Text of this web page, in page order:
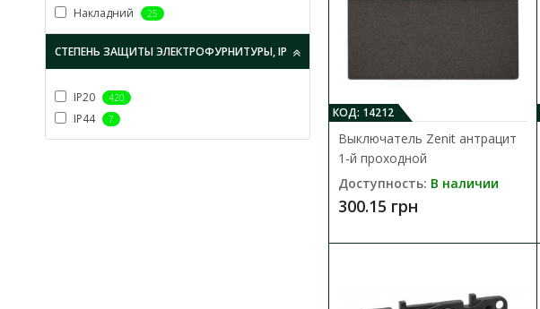
Накладний 25
СТЕПЕНЬ ЗАЩИТЫ ЭЛЕКТРОФУРНИТУРЫ, IP
IP20 420
IP44 7 КОД: 14212
Выключатель Zenit антрацит
1-й проходной
Доступность: В наличии
300.15 грн